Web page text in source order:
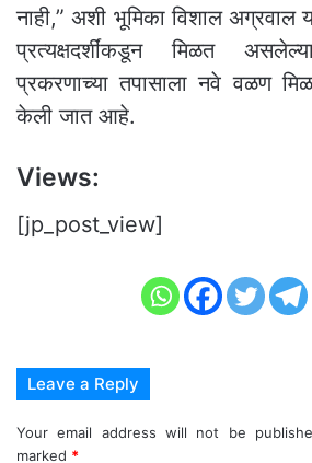
नाही,” अशी भूमिका विशाल अग्रवाल
प्रत्यक्षदर्शींकडून मिळत
प्रकरणाच्या तपासाला नवे वळण
केली जात आहे.
Views:
[jp_post_view]
Leave a Reply
Your email address will not be
marked *